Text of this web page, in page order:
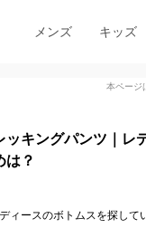
メンズ キッズ
本ページ
ッキングパンツ｜
は？
ィースのボトムスを探して